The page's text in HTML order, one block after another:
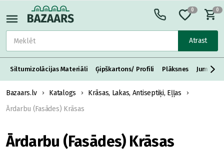
Atrast
0 0
Siltumizolācijas Materiāli Ģipškartons/ Profili Plāksnes Jumta
Bazaars.lv Katalogs
Krāsas, Lakas, Antiseptiķi, Eļļas
Ārdarbu (Fasādes) Krāsas
Ārdarbu (Fasādes) Krāsas